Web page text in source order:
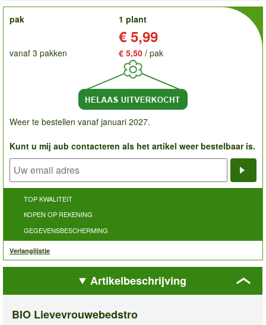
order
pak
1 plant
€ 5,99
vanaf 3 pakken € 5,50 / pak
Weer te bestellen vanaf januari 2027.
Kunt u mij aub contacteren als het artikel weer bestelbaar is.
TOP KWALITEIT
KOPEN OP REKENING
GEGEVENSBESCHERMING
Verlanglijstje
Artikelbeschrijving
BIO Lievevrouwebedstro